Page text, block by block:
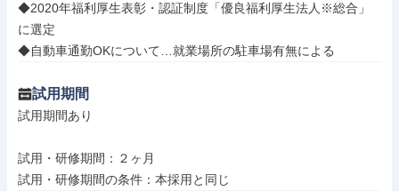
◆2020年福利厚生表彰・認証制度「優良福利厚生法人※総合」
に選定
◆自動車通勤OKについて…就業場所の駐車場有無による
試用期間
試用期間あり
試用・研修期間：２ヶ月